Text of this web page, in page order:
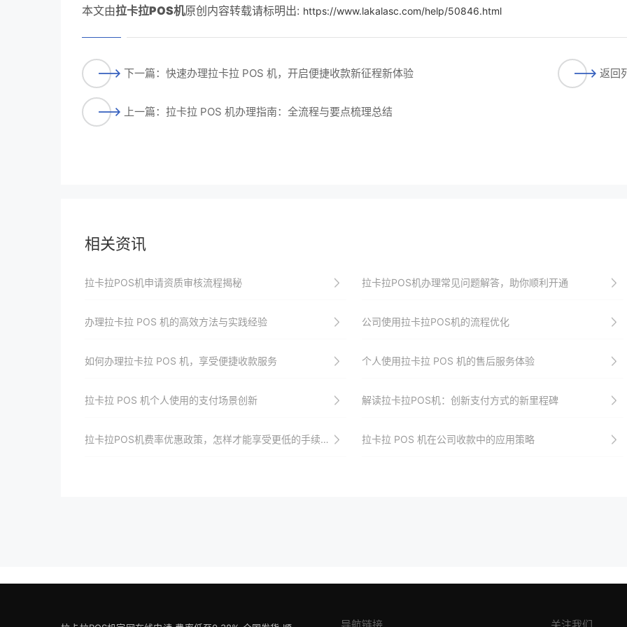
本文由拉卡拉POS机原创内容转载请标明出: https://www.lakalasc.com/help/50846.html
下一篇：快速办理拉卡拉 POS 机，开启便捷收款新征程新体验
上一篇：拉卡拉 POS 机办理指南：全流程与要点梳理总结
返回
相关资讯
拉卡拉POS机申请资质审核流程揭秘 拉卡拉POS机办理常见问题解答，助你顺利开通
办理拉卡拉 POS 机的高效方法与实践经验 公司使用拉卡拉POS机的流程优化
如何办理拉卡拉 POS 机，享受便捷收款服务 个人使用拉卡拉 POS 机的售后服务体验
拉卡拉 POS 机个人使用的支付场景创新 解读拉卡拉POS机：创新支付方式的新里程碑
拉卡拉POS机费率优惠政策，怎样才能享受更低的手续费？ 拉卡拉 POS 机在公司收款中的应用策略
导航链接 关注我们